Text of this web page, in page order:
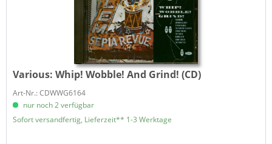
Various: Whip! Wobble! And Grind! (CD)
Art-Nr.: CDWWG6164
nur noch 2 verfügbar
Sofort versandfertig, Lieferzeit** 1-3 Werktage